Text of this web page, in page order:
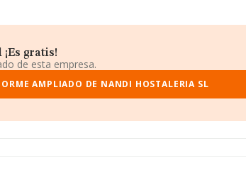
gratis!
de esta empresa.
AMPLIADO DE NANDI HOSTALERIA SL